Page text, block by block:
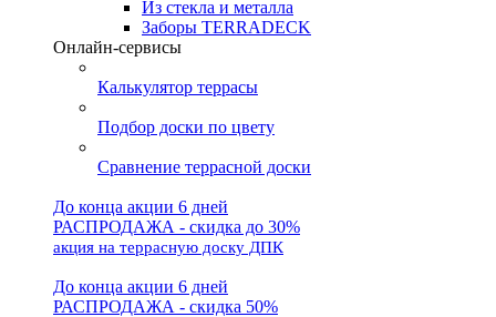
Из стекла и металла
Заборы TERRADECK
Онлайн-сервисы
Калькулятор террасы
Подбор доски по цвету
Сравнение террасной доски
До конца акции 6 дней
РАСПРОДАЖА - скидка до 30%
акция на террасную доску ДПК
До конца акции 6 дней
РАСПРОДАЖА - скидка 50%